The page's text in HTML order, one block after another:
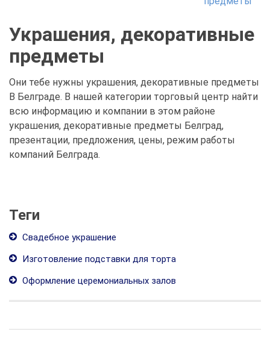
Украшения, декоративные
предметы
Они тебе нужны украшения, декоративные предметы
В Белграде. В нашей категории торговый центр найти
всю информацию и компании в этом районе
украшения, декоративные предметы Белград,
презентации, предложения, цены, режим работы
компаний Белграда.
Теги
Свадебное украшение
Изготовление подставки для торта
Оформление церемониальных залов